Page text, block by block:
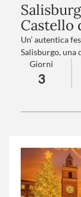
Castello
Un’ autentica
Salisburgo, una
tutta l'Austria,
Wolfgangsee
dall’atmosfera
Giorni
3